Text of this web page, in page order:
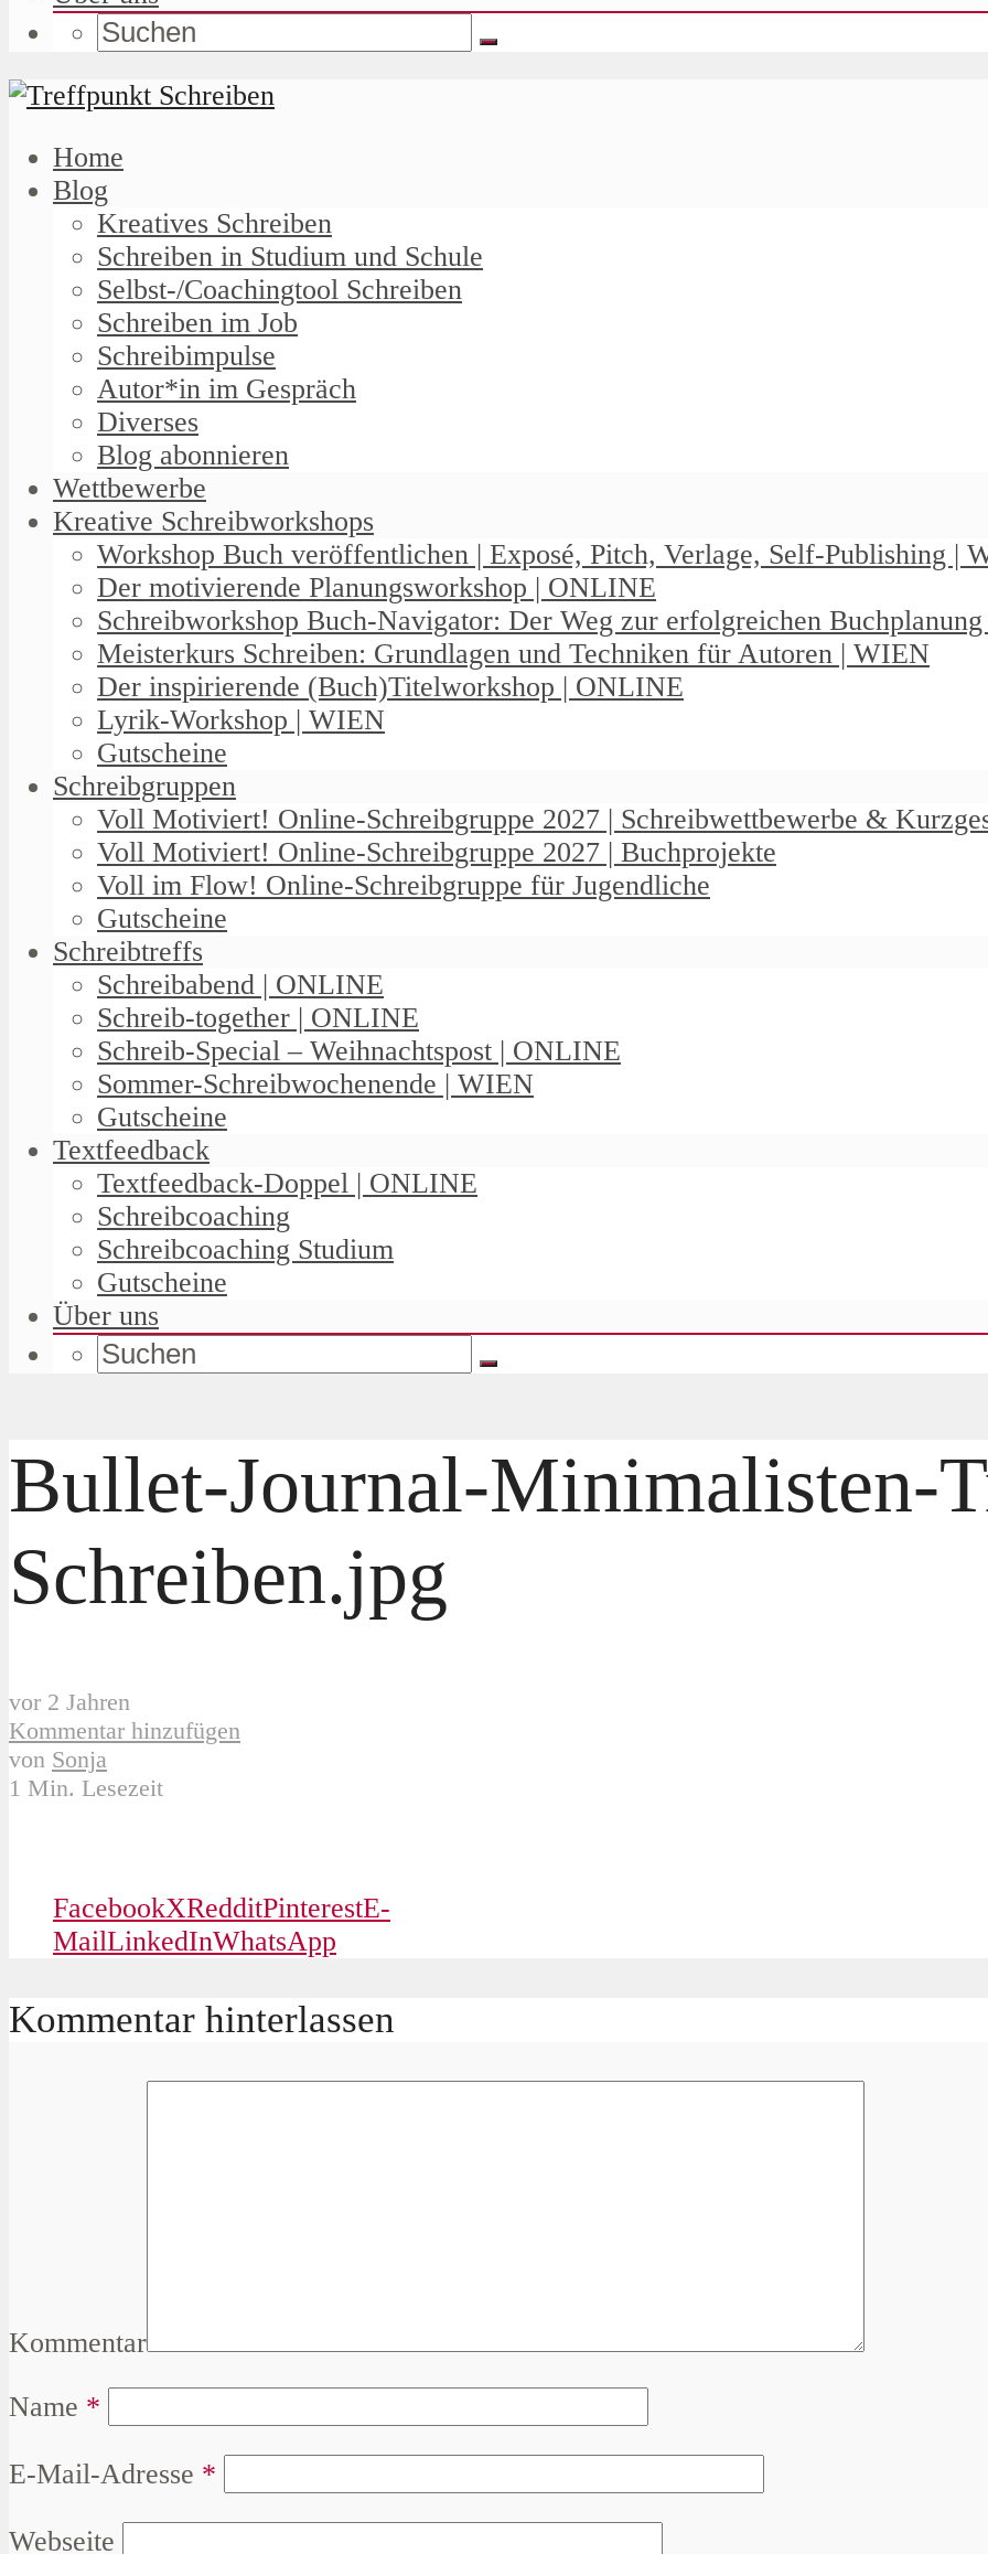
Home
Blog
Kreatives Schreiben
Schreiben in Studium und Schule
Selbst-/Coachingtool Schreiben
Schreiben im Job
Schreibimpulse
Autor*in im Gespräch
Diverses
Blog abonnieren
Wettbewerbe
Kreative Schreibworkshops
Workshop Buch veröffentlichen | Exposé, Pitch, Verlage, Self-Publishing |
Der motivierende Planungsworkshop | ONLINE
Schreibworkshop Buch-Navigator: Der Weg zur erfolgreichen
Meisterkurs Schreiben: Grundlagen und Techniken für Autoren | WIEN
Der inspirierende (Buch)Titelworkshop | ONLINE
Lyrik-Workshop | WIEN
Gutscheine
Schreibgruppen
Voll Motiviert! Online-Schreibgruppe 2027 | Schreibwettbewerbe &
Voll Motiviert! Online-Schreibgruppe 2027 | Buchprojekte
Voll im Flow! Online-Schreibgruppe für Jugendliche
Gutscheine
Schreibtreffs
Schreibabend | ONLINE
Schreib-together | ONLINE
Schreib-Special – Weihnachtspost | ONLINE
Sommer-Schreibwochenende | WIEN
Gutscheine
Textfeedback
Textfeedback-Doppel | ONLINE
Schreibcoaching
Schreibcoaching Studium
Gutscheine
Über uns
Bullet-Journal-Minimalisten-
Schreiben.jpg
vor 2 Jahren
Kommentar hinzufügen
von Sonja
1 Min. Lesezeit
FacebookXRedditPinterestE-
MailLinkedInWhatsApp
Kommentar hinterlassen
Kommentar
Name *
E-Mail-Adresse *
Webseite